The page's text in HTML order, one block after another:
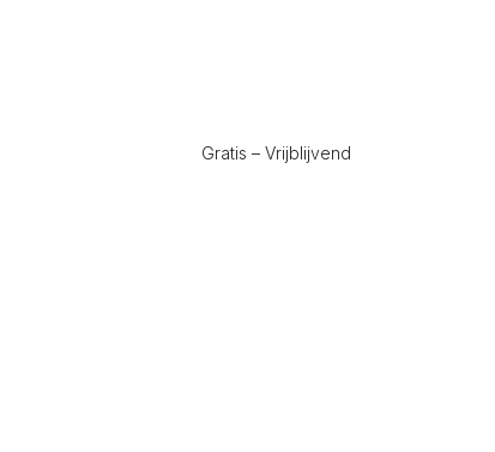
Gratis – Vrijblijvend